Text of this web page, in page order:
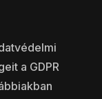
a GDPR